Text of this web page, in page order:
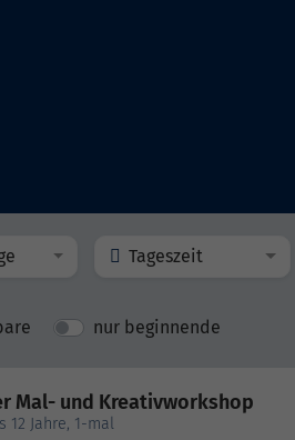
Tageszeit
nur beginnende
Mal- und Kreativworkshop
12 Jahre, 1-mal